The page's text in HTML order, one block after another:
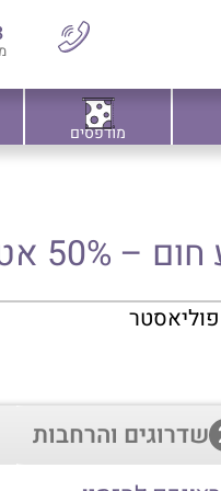
מודפסים
אטום
שדרוגים והרחבות